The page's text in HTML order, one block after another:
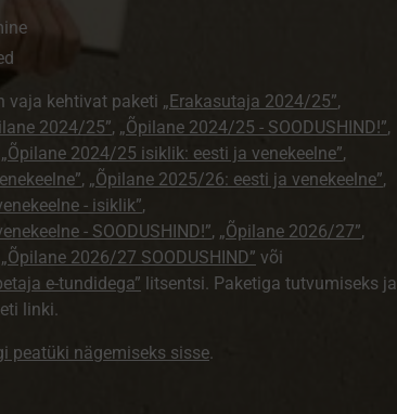
vaja kehtivat paketi „Erakasutaja 2024/25”,
2024/25”, „Õpilane 2024/25 - SOODUSHIND!”,
„Õpilane 2024/25 isiklik: eesti ja venekeelne”,
, „Õpilane 2025/26: eesti ja venekeelne”,
- isiklik”,
- SOODUSHIND!”, „Õpilane 2026/27”,
„Õpilane 2026/27 SOODUSHIND” või
e-tundidega” litsentsi. Paketiga tutvumiseks ja
linki.
peatüki nägemiseks sisse.